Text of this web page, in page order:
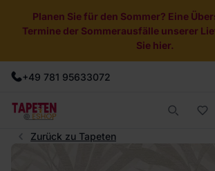
Planen Sie für den Sommer? Eine
Termine der Sommerausfälle unserer
Sie hier.
+49 781 95633072
Zurück zu Tapeten